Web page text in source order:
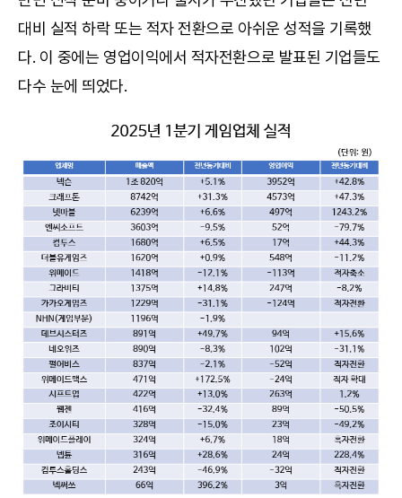
대비 실적 하락 또는 적자 전환으로 아쉬운 성적을 기록했
다. 이 중에는 영업이익에서 적자전환으로 발표된 기업들도
다수 눈에 띄었다.